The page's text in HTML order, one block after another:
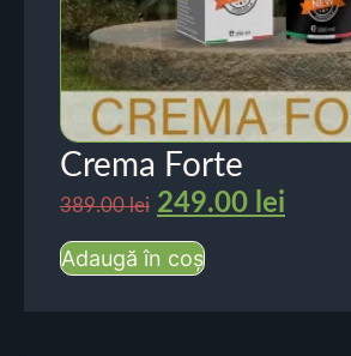
Crema Forte
389.00lei 249.00 lei
Adaugă în coș